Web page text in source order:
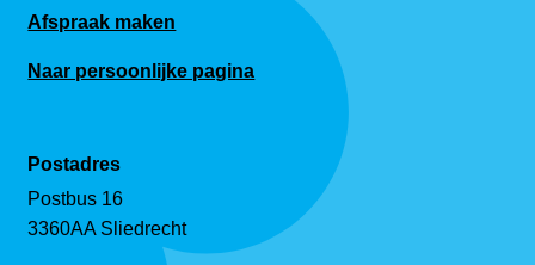
Afspraak maken
Naar persoonlijke pagina
Postadres
Postbus 16
3360AA Sliedrecht